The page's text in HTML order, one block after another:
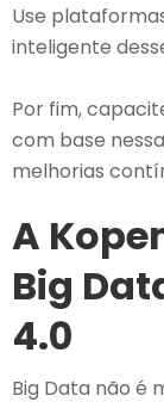
Use
inteligente
Por fim,
com base
melhorias
A
Big
4.0
Big Data não é